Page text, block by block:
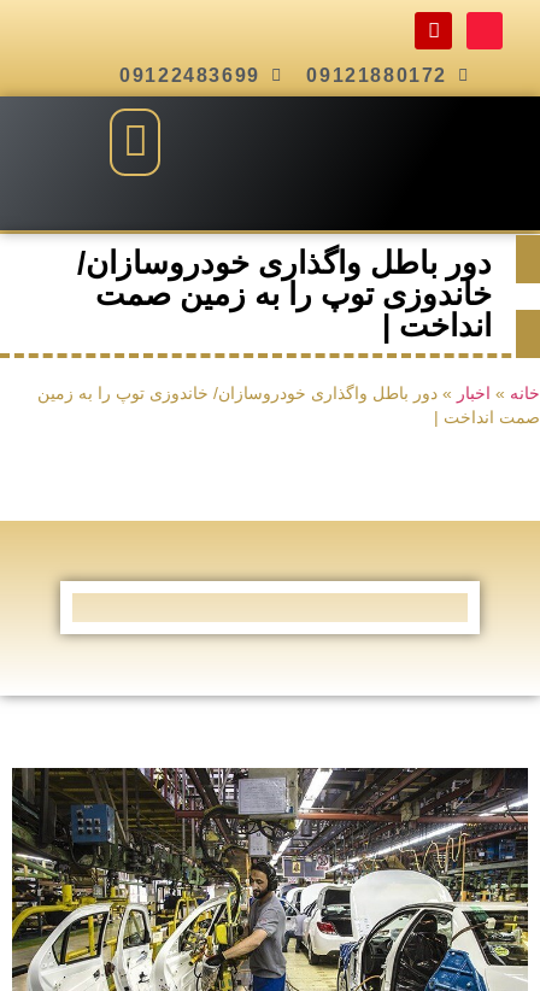
09121880172
09122483699
دور باطل واگذاری خودروسازان/
خاندوزی توپ را به زمین صمت
انداخت |
خانه » اخبار » دور باطل واگذاری خودروسازان/ خاندوزی توپ را به زمین
صمت انداخت |